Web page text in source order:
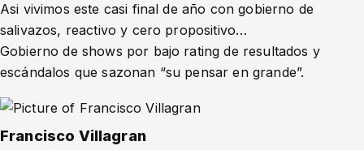
Asi vivimos este casi final de año con gobierno de
salivazos, reactivo y cero propositivo…
Gobierno de shows por bajo rating de resultados y
escándalos que sazonan “su pensar en grande”.
Francisco Villagran